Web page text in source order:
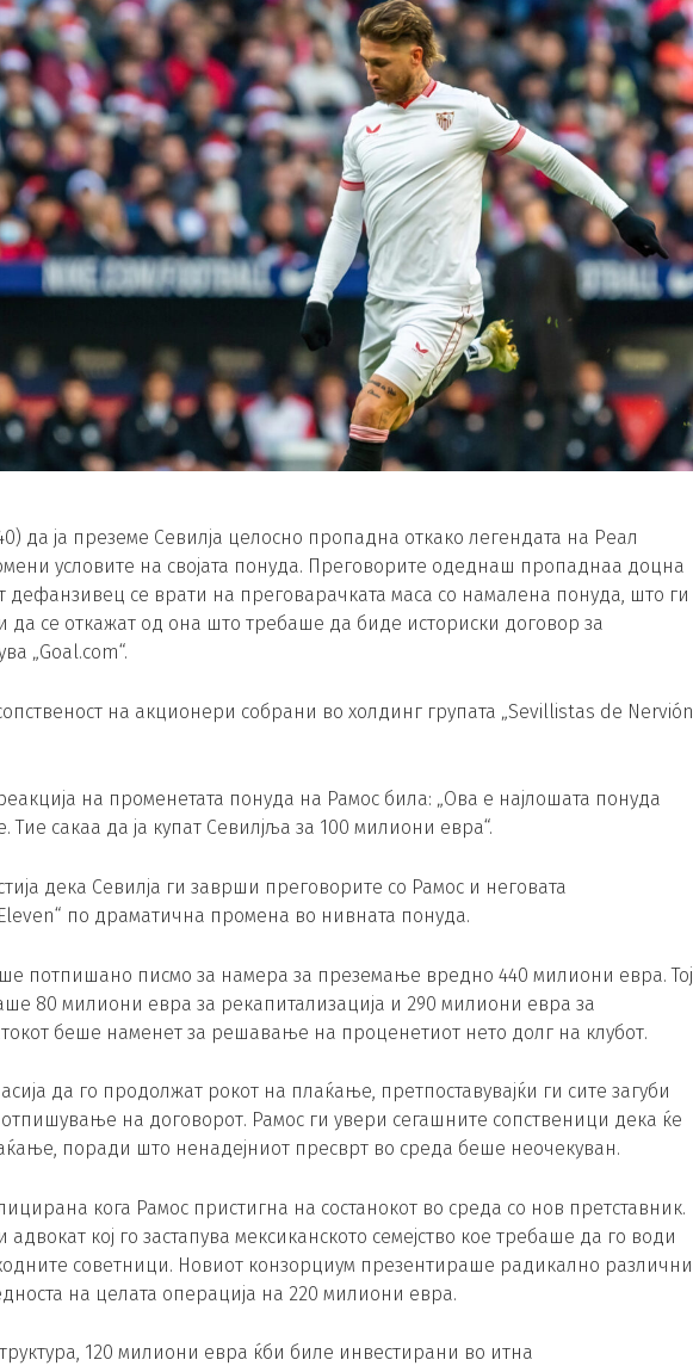
да ја преземе Севилја целосно пропадна откако легендата на Реал
условите на својата понуда. Преговорите одеднаш пропаднаа доцна
дефанзивец се врати на преговарачката маса со намалена понуда, што ги
да се откажат од она што требаше да биде историски договор за
„Goal.com“.
на акционери собрани во холдинг групата „Sevillistas de Nervión
на променетата понуда на Рамос била: „Ова е најлошата понуда
Тие сакаа да ја купат Севилјља за 100 милиони евра“.
дека Севилја ги заврши преговорите со Рамос и неговата
по драматична промена во нивната понуда.
потпишано писмо за намера за преземање вредно 440 милиони евра. Тој
80 милиони евра за рекапитализација и 290 милиони евра за
беше наменет за решавање на проценетиот нето долг на клубот.
да го продолжат рокот на плаќање, претпоставувајќи ги сите загуби
на договорот. Рамос ги увери сегашните сопственици дека ќе
поради што ненадејниот пресврт во среда беше неочекуван.
кога Рамос пристигна на состанокот во среда со нов претставник.
кој го застапува мексиканското семејство кое требаше да го води
советници. Новиот конзорциум презентираше радикално различни
на целата операција на 220 милиони евра.
120 милиони евра ќби биле инвестирани во итна